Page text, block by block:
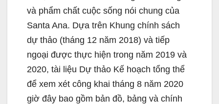
và phẩm chất cuộc sống nói chung của
Santa Ana. Dựa trên Khung chính sách
dự thảo (tháng 12 năm 2018) và tiếp
ngoại được thực hiện trong năm 2019 và
2020, tài liệu Dự thảo Kế hoạch tổng thể
để xem xét công khai tháng 8 năm 2020
giờ đây bao gồm bản đồ, bảng và chính